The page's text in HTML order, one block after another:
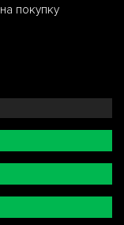
на покупку